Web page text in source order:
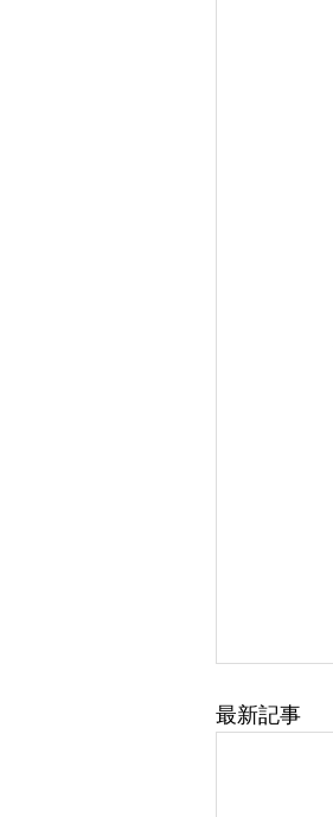
最新記事